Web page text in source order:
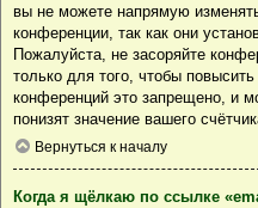
вы не можете напрямую
конференции, так как они
Пожалуйста, не засоряйте
только для того, чтобы
конференций это запрещено, и
понизят значение вашего
Вернуться к началу
Когда я щёлкаю по ссылке